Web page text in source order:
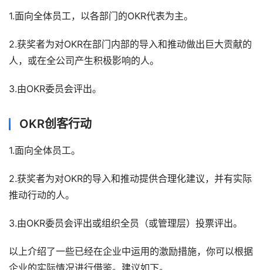
1.面向全体员工，以各部门的OKR代表为主。
2.获奖者为对OKR在部门内部的导入和推动做出巨大贡献的
人，或在全公司产生积极影响的人。
3.由OKR委员会评出。
OKR创客行动
1.面向全体员工。
2.获奖者为对OKR的导入和推动提供合理化建议，并有实际
推动行动的人。
3.由OKR委员会评出或组织全员（或管理层）投票评出。
以上介绍了一些已经在企业中运用的激励措施，你可以根据
企业的实际情况进行借鉴。建议如下。